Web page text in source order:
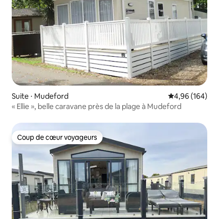
Suite ⋅ Mudeford Évaluation
4,96 (164)
« Ellie », belle caravane près de la plage à Mudeford
Coup de cœur voyageurs
Coup de cœur voyageurs